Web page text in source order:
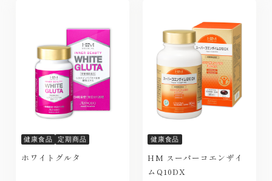
健康食品 定期商品
ホワイトグルタ
健康食品
HM スーパーコエンザイ
ムQ10DX